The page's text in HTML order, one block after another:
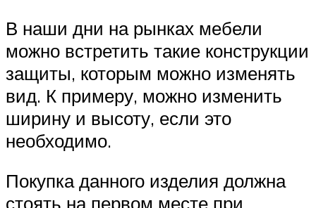
В наши дни на рынках мебели
можно встретить такие конструкции
защиты, которым можно изменять
вид. К примеру, можно изменить
ширину и высоту, если это
необходимо.
Покупка данного изделия должна
стоять на первом месте при